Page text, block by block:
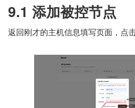
9.1 添加被控节点
返回刚才的主机信息填写页面，点